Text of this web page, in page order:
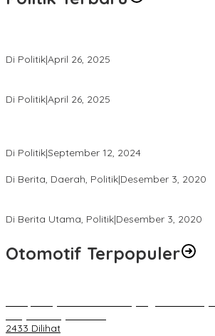
Di Politik|April 26, 2025
Di Politik|April 26, 2025
Di Politik|September 12, 2024
Di Berita, Daerah, Politik|Desember 3, 2020
Di Berita Utama, Politik|Desember 3, 2020
Otomotif Terpopuler
2433 Dilihat